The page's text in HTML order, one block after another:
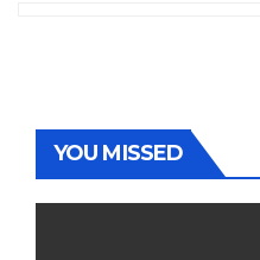
YOU MISSED